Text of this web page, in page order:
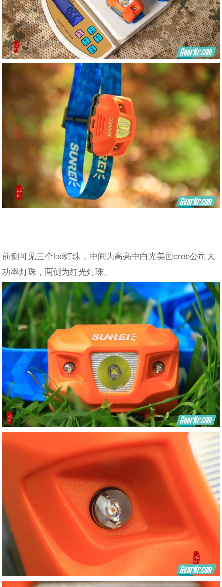
前侧可见三个led灯珠，中间为高亮中白光美国cree公司大
功率灯珠，两侧为红光灯珠。